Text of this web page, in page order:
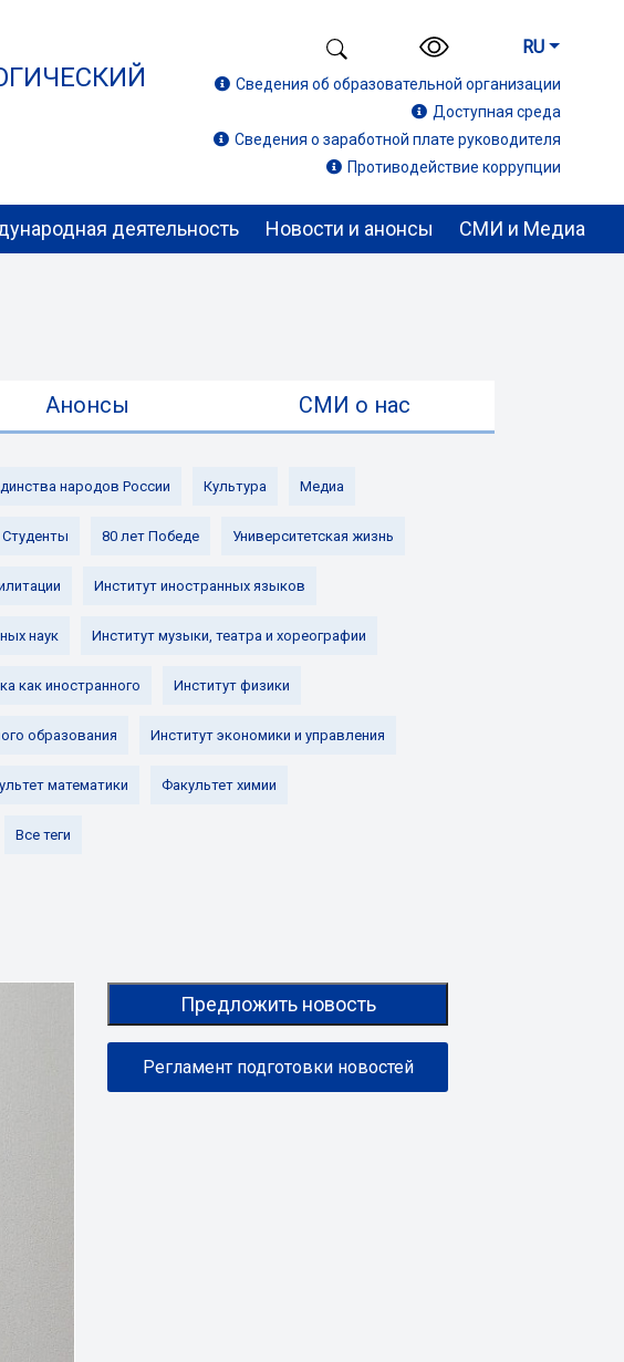
RU
Сведения об образовательной организации
Доступная среда
Сведения о заработной плате руководителя
Противодействие коррупции
деятельность Новости и анонсы СМИ и Медиа
Анонсы СМИ о нас
народов России Культура Медиа
Студенты 80 лет Победе Университетская жизнь
Институт иностранных языков
наук Институт музыки, театра и хореографии
как иностранного Институт физики
образования Институт экономики и управления
математики Факультет химии
Все теги
Предложить новость
Регламент подготовки новостей